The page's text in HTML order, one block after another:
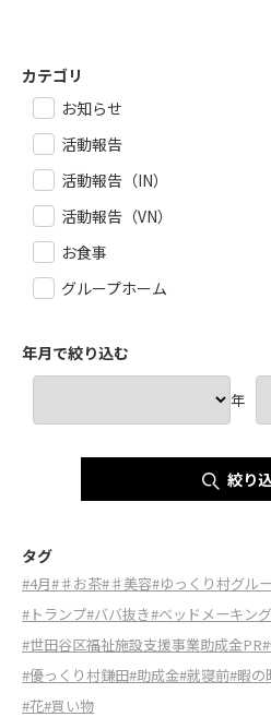
カテゴリ
お知らせ
活動報告
活動報告（IN）
活動報告（VN）
お食事
グループホーム
年月で絞り込む
年
絞り
タグ
#4月#♯お茶#♯美容#ゆっくり村グル
#トランプ#ババ抜き#ベッドメーキング
#世田谷区福祉施設支援事業助成金PR
#優っくり村鎌田#助成金#就寝前#暇の
#花#買い物